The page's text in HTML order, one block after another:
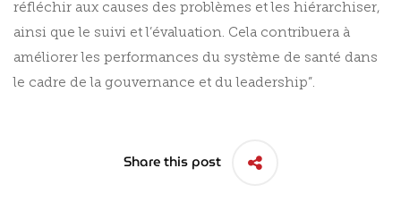
réfléchir aux causes des problèmes et les hiérarchiser,
ainsi que le suivi et l’évaluation. Cela contribuera à
améliorer les performances du système de santé dans
le cadre de la gouvernance et du leadership”.
Share this post